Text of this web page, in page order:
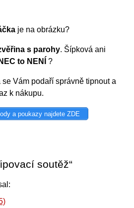
je na obrázku?
s parohy. Šípková ani
to NENÍ ?
Vám podaří správně tipnout a
k nákupu.
a poukazy najdete ZDE
soutěž“